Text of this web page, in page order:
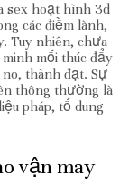
sex hoạt hình 3d
các điềm lành,
Tuy nhiên, chưa
mối thúc đẩy
thành đạt. Sự
thông thường là
pháp, tố dung
vận may